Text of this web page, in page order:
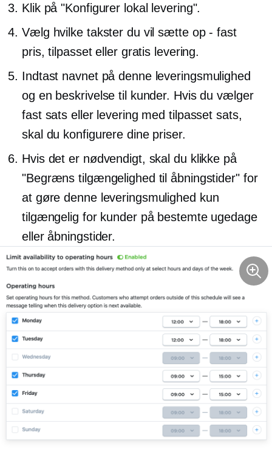
Klik på "Konfigurer lokal levering".
Vælg hvilke takster du vil sætte op- fast
pris, tilpasset eller gratis levering.
Indtast navnet på denne leveringsmulighed
og en beskrivelse til kunder. Hvis du vælger
fast sats eller levering med tilpasset sats,
skal du konfigurere dine priser.
Hvis det er nødvendigt, skal du klikke på
"Begræns tilgængelighed til åbningstider" for
at gøre denne leveringsmulighed kun
tilgængelig for kunder på bestemte ugedage
eller åbningstider.